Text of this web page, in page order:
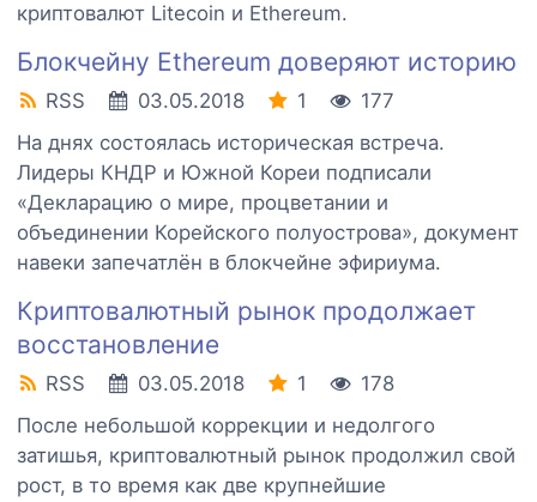
криптовалют Litecoin и Ethereum.
Блокчейну Ethereum доверяют историю
RSS 03.05.2018 1
177
На днях состоялась историческая встреча.
Лидеры КНДР и Южной Кореи подписали
«Декларацию о мире, процветании и
объединении Корейского полуострова», документ
навеки запечатлён в блокчейне эфириума.
Криптовалютный рынок продолжает
восстановление
RSS 03.05.2018 1
178
После небольшой коррекции и недолгого
затишья, криптовалютный рынок продолжил свой
рост, в то время как две крупнейшие